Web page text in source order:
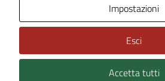
Technical Design s.r.l.
Impostazioni
Esci
Accetta tutti